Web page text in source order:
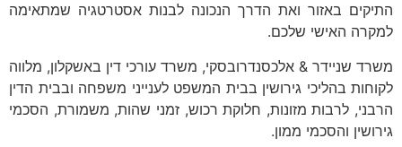
התיקים באזור ואת הדרך הנכונה לבנות אסטרטגיה שמתאימה
למקרה האישי שלכם.
משרד שניידר & אלכסנדרובסקי, משרד עורכי דין באשקלון, מלווה
לקוחות בהליכי גירושין בבית המשפט לענייני משפחה ובבית הדין
הרבני, לרבות מזונות, חלוקת רכוש, זמני שהות, משמורת, הסכמי
גירושין והסכמי ממון.